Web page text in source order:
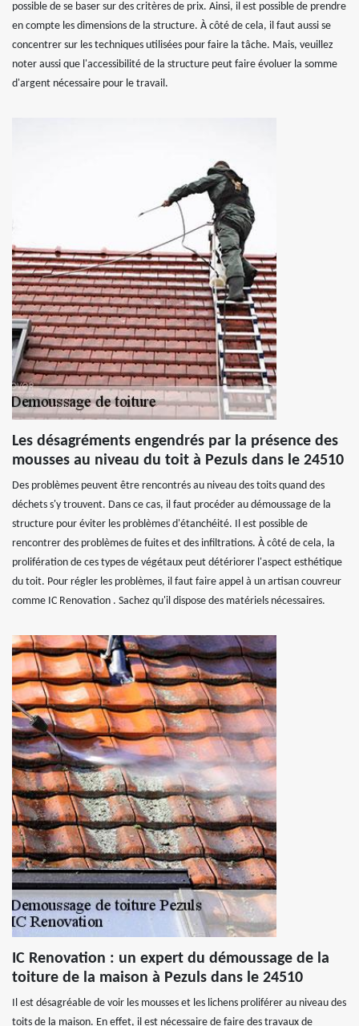
possible de se baser sur des critères de prix. Ainsi, il est possible de prendre
en compte les dimensions de la structure. À côté de cela, il faut aussi se
concentrer sur les techniques utilisées pour faire la tâche. Mais, veuillez
noter aussi que l'accessibilité de la structure peut faire évoluer la somme
d'argent nécessaire pour le travail.
Les désagréments engendrés par la présence des
mousses au niveau du toit à Pezuls dans le 24510
Des problèmes peuvent être rencontrés au niveau des toits quand des
déchets s'y trouvent. Dans ce cas, il faut procéder au démoussage de la
structure pour éviter les problèmes d'étanchéité. Il est possible de
rencontrer des problèmes de fuites et des infiltrations. À côté de cela, la
prolifération de ces types de végétaux peut détériorer l'aspect esthétique
du toit. Pour régler les problèmes, il faut faire appel à un artisan couvreur
comme IC Renovation . Sachez qu'il dispose des matériels nécessaires.
IC Renovation : un expert du démoussage de la
toiture de la maison à Pezuls dans le 24510
Il est désagréable de voir les mousses et les lichens proliférer au niveau des
toits de la maison. En effet, il est nécessaire de faire des travaux de